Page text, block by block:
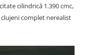
cilindrică 1.390 cmc,
complet nerealist